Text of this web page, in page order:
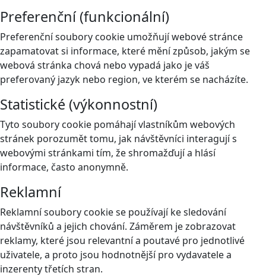
Preferenční (funkcionální)
Preferenční soubory cookie umožňují webové stránce
zapamatovat si informace, které mění způsob, jakým se
webová stránka chová nebo vypadá jako je váš
preferovaný jazyk nebo region, ve kterém se nacházíte.
Statistické (výkonnostní)
Tyto soubory cookie pomáhají vlastníkům webových
stránek porozumět tomu, jak návštěvníci interagují s
webovými stránkami tím, že shromažďují a hlásí
informace, často anonymně.
Reklamní
Reklamní soubory cookie se používají ke sledování
návštěvníků a jejich chování. Záměrem je zobrazovat
reklamy, které jsou relevantní a poutavé pro jednotlivé
uživatele, a proto jsou hodnotnější pro vydavatele a
inzerenty třetích stran.